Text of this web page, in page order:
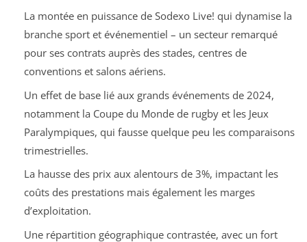
La montée en puissance de Sodexo Live! qui dynamise la
branche sport et événementiel – un secteur remarqué
pour ses contrats auprès des stades, centres de
conventions et salons aériens.
Un effet de base lié aux grands événements de 2024,
notamment la Coupe du Monde de rugby et les Jeux
Paralympiques, qui fausse quelque peu les comparaisons
trimestrielles.
La hausse des prix aux alentours de 3%, impactant les
coûts des prestations mais également les marges
d’exploitation.
Une répartition géographique contrastée, avec un fort